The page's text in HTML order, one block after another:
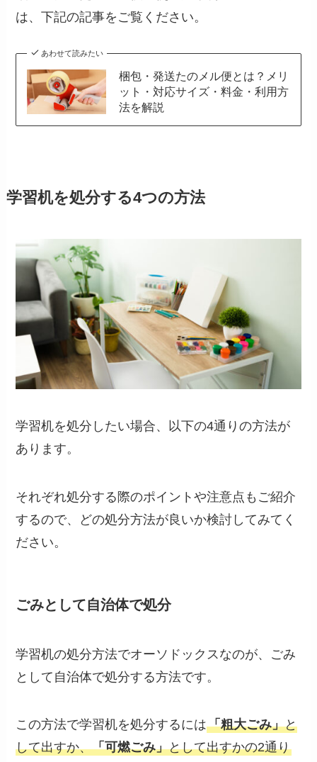
は、下記の記事をご覧ください。
あわせて読みたい
梱包・発送たのメル便とは？メリ
ット・対応サイズ・料金・利用方
法を解説
学習机を処分する4つの方法
学習机を処分したい場合、以下の4通りの方法が
あります。
それぞれ処分する際のポイントや注意点もご紹介
するので、どの処分方法が良いか検討してみてく
ださい。
ごみとして自治体で処分
学習机の処分方法でオーソドックスなのが、ごみ
として自治体で処分する方法です。
この方法で学習机を処分するには「粗大ごみ」と
して出すか、「可燃ごみ」として出すかの2通り